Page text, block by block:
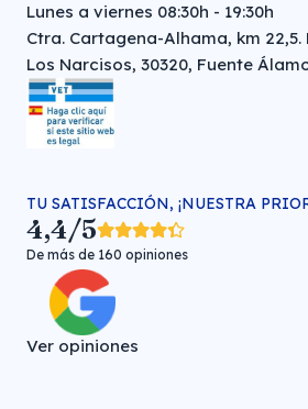
Lunes a viernes 08:30h - 19:30h
Ctra. Cartagena-Alhama, km
Los Narcisos, 30320, Fuente
TU SATISFACCIÓN, ¡NUESTRA
4,4/5
De más de 160 opiniones
Ver opiniones